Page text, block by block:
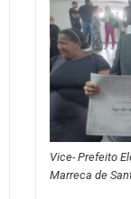
Vice- Prefeito
Marreca de